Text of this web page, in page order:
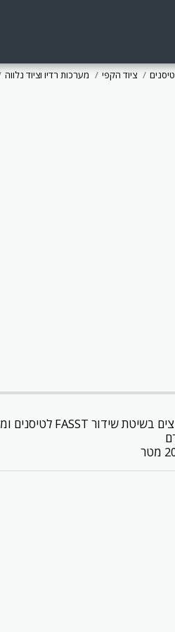
טיסנים ציוד הקפי מערכות רדיו וציוד נלווה